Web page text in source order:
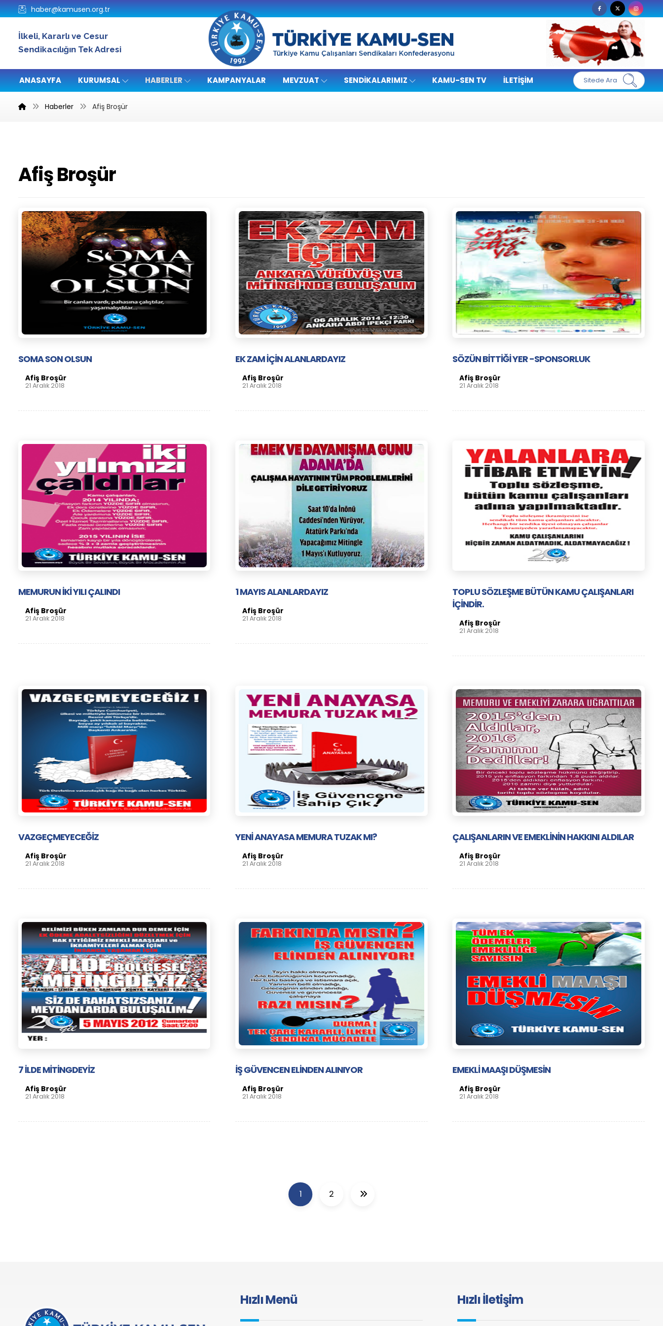
haber@kamusen.org.tr
İlkeli, Kararlı ve Cesur
Sendikacılığın Tek Adresi
ANASAYFA KURUMSAL HABERLER KAMPANYALAR MEVZUAT SENDIKALARIMIZ KAMU-SEN TV İLETIŞIM
Haberler Afiş Broşür
Afiş Broşür
SOMA SON OLSUN
Afiş Broşür
21 Aralık 2018
EK ZAM İÇİN ALANLARDAYIZ
Afiş Broşür
21 Aralık 2018
SÖZÜN BİTTİĞİ YER -SPONSORLUK
Afiş Broşür
21 Aralık 2018
MEMURUN İKİ YILI ÇALINDI
Afiş Broşür
21 Aralık 2018
1 MAYIS ALANLARDAYIZ
Afiş Broşür
21 Aralık 2018
TOPLU SÖZLEŞME BÜTÜN KAMU ÇALIŞANLARI
İÇİNDİR.
Afiş Broşür
21 Aralık 2018
VAZGEÇMEYECEĞİZ
Afiş Broşür
21 Aralık 2018
YENİ ANAYASA MEMURA TUZAK MI?
Afiş Broşür
21 Aralık 2018
ÇALIŞANLARIN VE EMEKLİNİN HAKKINI ALDILAR
Afiş Broşür
21 Aralık 2018
7 İLDE MİTİNGDEYİZ
Afiş Broşür
21 Aralık 2018
İŞ GÜVENCEN ELİNDEN ALINIYOR
Afiş Broşür
21 Aralık 2018
EMEKLİ MAAŞI DÜŞMESİN
Afiş Broşür
21 Aralık 2018
1 2
Hızlı Menü Hızlı İletişim